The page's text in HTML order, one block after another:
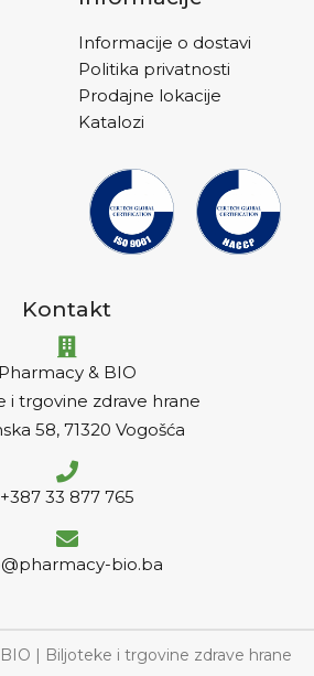
Informacije o dostavi
Politika privatnosti
Prodajne lokacije
Katalozi
Kontakt
Pharmacy & BIO
i trgovine zdrave hrane
58, 71320 Vogošća
+387 33 877 765
bio.ba
| Biljoteke i trgovine zdrave hrane